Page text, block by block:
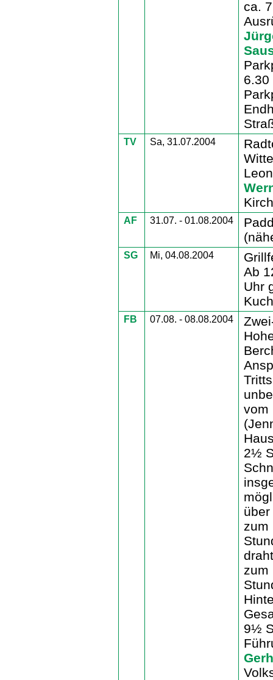
ca.
6.30
TV Sa, 31.07.2004
AF 31.07. - 01.08.2004
SG Mi, 04.08.2004
Ab
Uhr
FB 07.08. - 08.08.2004
vom
2½
zum
zum
9½